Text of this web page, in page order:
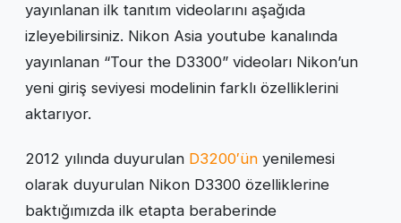
yayınlanan ilk tanıtım videolarını aşağıda
izleyebilirsiniz. Nikon Asia youtube kanalında
yayınlanan “Tour the D3300” videoları Nikon’un
yeni giriş seviyesi modelinin farklı özelliklerini
aktarıyor.
2012 yılında duyurulan D3200′ün yenilemesi
olarak duyurulan Nikon D3300 özelliklerine
baktığımızda ilk etapta beraberinde